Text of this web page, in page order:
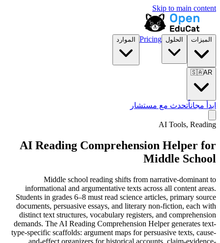
Skip to main content
الميزات الحلول Pricing الموارد
🇸🇦AR
ابدأ مجاناًتحدث مع مستشار
AI Tools, Reading
AI Reading Comprehension Helper for
Middle School
Middle school reading shifts from narrative-dominant to
informational and argumentative texts across all content areas.
Students in grades 6–8 must read science articles, primary source
documents, persuasive essays, and literary non-fiction, each with
distinct text structures, vocabulary registers, and comprehension
demands. The AI Reading Comprehension Helper generates text-
type-specific scaffolds: argument maps for persuasive texts, cause-
and-effect organizers for historical accounts, claim-evidence-